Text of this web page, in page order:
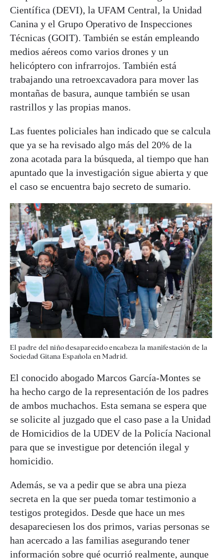
Científica (DEVI), la UFAM Central, la Unidad
Canina y el Grupo Operativo de Inspecciones
Técnicas (GOIT). También se están empleando
medios aéreos como varios drones y un
helicóptero con infrarrojos. También está
trabajando una retroexcavadora para mover las
montañas de basura, aunque también se usan
rastrillos y las propias manos.
Las fuentes policiales han indicado que se calcula
que ya se ha revisado algo más del 20% de la
zona acotada para la búsqueda, al tiempo que han
apuntado que la investigación sigue abierta y que
el caso se encuentra bajo secreto de sumario.
El padre del niño desaparecido encabeza la manifestación de la
Sociedad Gitana Española en Madrid.
El conocido abogado Marcos García-Montes se
ha hecho cargo de la representación de los padres
de ambos muchachos. Esta semana se espera que
se solicite al juzgado que el caso pase a la Unidad
de Homicidios de la UDEV de la Policía Nacional
para que se investigue por detención ilegal y
homicidio.
Además, se va a pedir que se abra una pieza
secreta en la que ser pueda tomar testimonio a
testigos protegidos. Desde que hace un mes
desapareciesen los dos primos, varias personas se
han acercado a las familias asegurando tener
información sobre qué ocurrió realmente, aunque